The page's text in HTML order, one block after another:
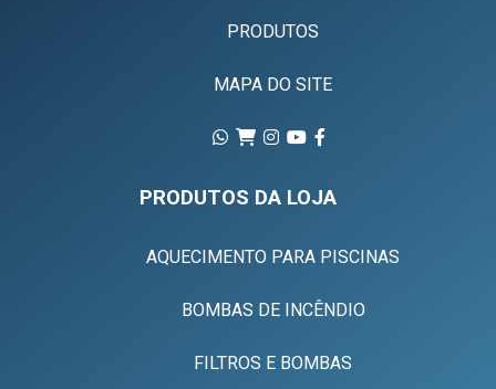
PRODUTOS
MAPA DO SITE
PRODUTOS DA LOJA
AQUECIMENTO PARA PISCINAS
BOMBAS DE INCÊNDIO
FILTROS E BOMBAS